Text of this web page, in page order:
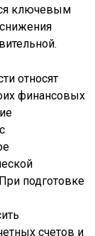
ключевым
относят
финансовых
подготовке
счетов и